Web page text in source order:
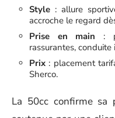
Style : allure
accroche le regard
Prise en main :
rassurantes, conduite
Prix : placement
Sherco.
La 50cc confirme sa